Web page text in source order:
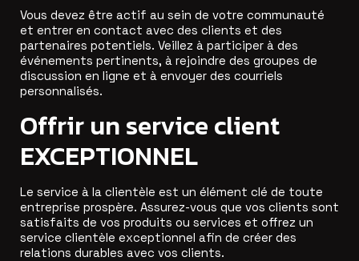
Vous devez être actif au sein de votre communauté
et entrer en contact avec des clients et des
partenaires potentiels. Veillez à participer à des
événements pertinents, à rejoindre des groupes de
discussion en ligne et à envoyer des courriels
personnalisés.
Offrir un service client
EXCEPTIONNEL
Le service à la clientèle est un élément clé de toute
entreprise prospère. Assurez-vous que vos clients sont
satisfaits de vos produits ou services et offrez un
service clientèle exceptionnel afin de créer des
relations durables avec vos clients.